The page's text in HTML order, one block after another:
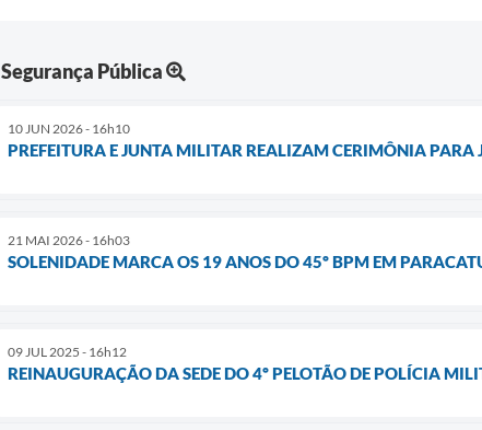
Segurança Pública
10 JUN 2026 - 16h10
PREFEITURA E JUNTA MILITAR REALIZAM CERIMÔNIA PARA
21 MAI 2026 - 16h03
SOLENIDADE MARCA OS 19 ANOS DO 45º BPM EM
09 JUL 2025 - 16h12
REINAUGURAÇÃO DA SEDE DO 4º PELOTÃO DE POLÍCIA